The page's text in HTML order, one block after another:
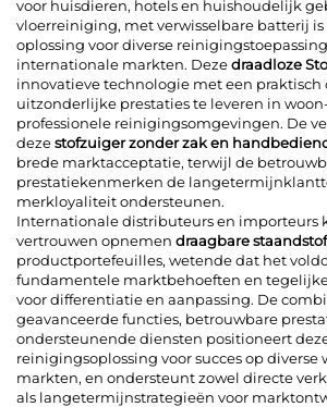
voor huisdieren, hotels en huishoudelijk
vloerreiniging, met verwisselbare batterij
oplossing voor diverse
internationale markten. Dezedraadloze
innovatieve technologie met een praktisch
uitzonderlijke prestaties te leveren in
professionele reinigingsomgevingen. De
dezestofzuiger zonder zak en
brede marktacceptatie, terwijl de
prestatiekenmerken de
merkloyaliteit ondersteunen.
Internationale distributeurs en importeurs
vertrouwen opnemen draagbare
productportefeuilles, wetende dat het
fundamentele marktbehoeften en
voor differentiatie en aanpassing. De
geavanceerde functies, betrouwbare
ondersteunende diensten positioneert
reinigingsoplossing voor succes op diverse
markten, en ondersteunt zowel directe
als langetermijnstrategieën voor